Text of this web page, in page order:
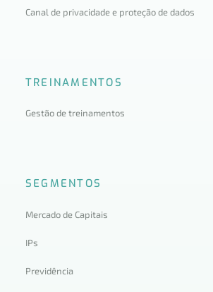
Canal de privacidade e proteção de dados
TREINAMENTOS
Gestão de treinamentos
SEGMENTOS
Mercado de Capitais
IPs
Previdência